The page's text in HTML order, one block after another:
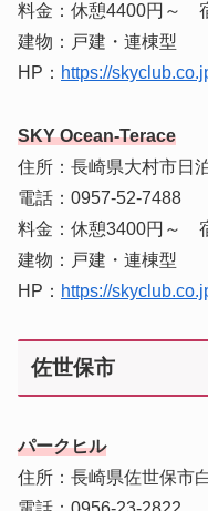
料金：休憩4400円～
建物：戸建・連棟型
HP： https://
SKY Ocean-Terace
住所：長崎県大村市日
電話：0957-52-7488
料金：休憩3400円～
建物：戸建・連棟型
HP： https://
佐世保市
パークヒル
住所：長崎県佐世保市